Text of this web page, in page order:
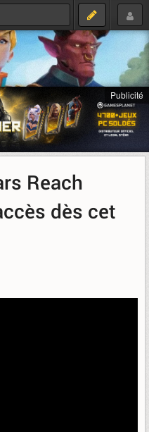
Publicité
Reach
dès cet